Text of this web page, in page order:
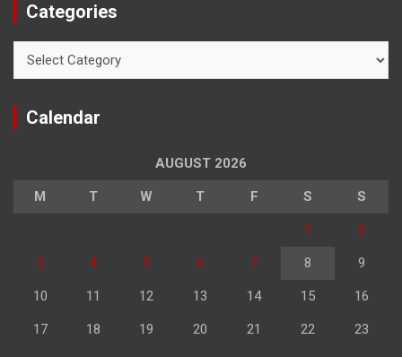
Categories
Calendar
AUGUST 2026
M T W T F S S
1 2
3 4 5 6 7 8 9
10 11 12 13 14 15 16
17 18 19 20 21 22 23